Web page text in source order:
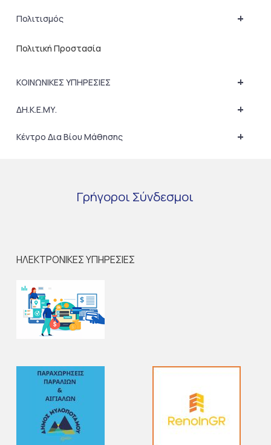
+
Πολιτισμός
Πολιτική Προστασία
+
ΚΟΙΝΩΝΙΚΕΣ ΥΠΗΡΕΣΙΕΣ
+
ΔΗ.Κ.Ε.ΜΥ.
+
Κέντρο Δια Βίου Μάθησης
Γρήγοροι Σύνδεσμοι
ΗΛΕΚΤΡΟΝΙΚΕΣ ΥΠΗΡΕΣΙΕΣ